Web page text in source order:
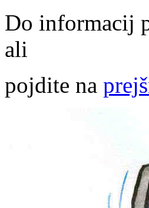
Do informacij
ali
pojdite na